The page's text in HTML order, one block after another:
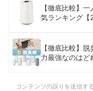
【徹底比較】
気ランキング【
【徹底比較】
力最強なのはど
コンテンツの誤りを送信す